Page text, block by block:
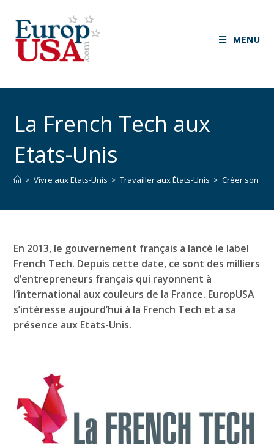
MENU
La French Tech aux
Etats-Unis
> Vivre aux Etats-Unis > Travailler aux États-Unis > Créer son
En 2013, le gouvernement français a lancé le label
French Tech. Depuis cette date, ce sont des milliers
d’entrepreneurs français qui rayonnent à
l’international aux couleurs de la France. EuropUSA
s’intéresse aujourd’hui à la French Tech et a sa
présence aux Etats-Unis.